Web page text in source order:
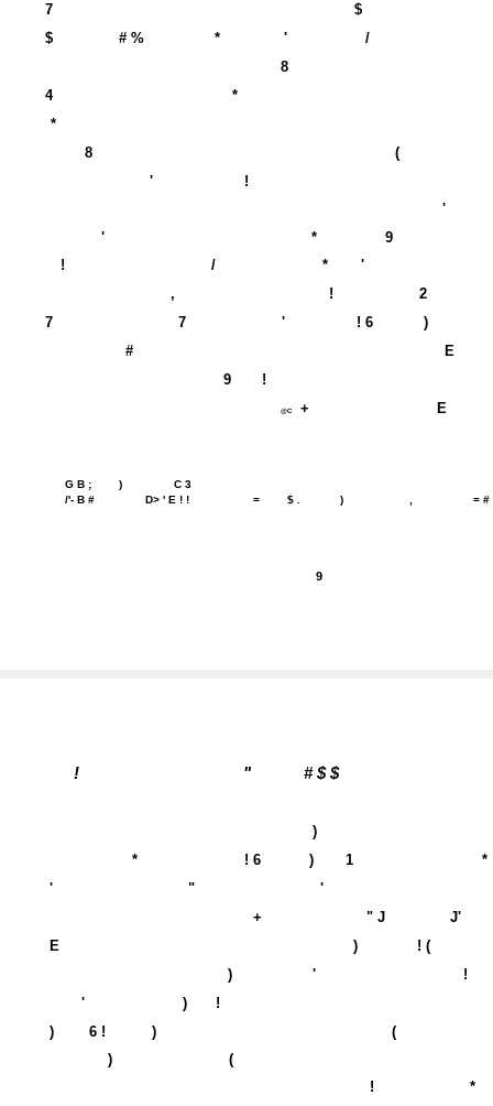
7
$
$
# % * '
/
8
4
*
*
8
(
'
!
'
'
*
9
!
/ *
'
,
!
2
7
7 ' ! 6
)
#
E
9
!
@C + E
G B ; )
C 3
/'- B #
D> ' E ! ! = $ . ) = #
9
! " # $ $
)
*
! 6 ) 1
*
'
"
'
+
" J
J'
E
)
! (
)
'
!
'
)
!
)
6 ! )
(
)
(
!
*